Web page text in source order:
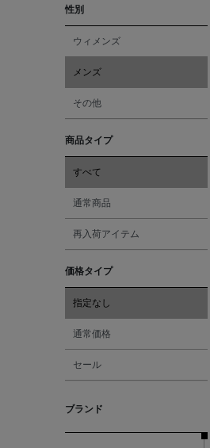
性別
ウィメンズ
メンズ
その他
商品タイプ
すべて
通常商品
再入荷アイテム
価格タイプ
指定なし
通常価格
セール
ブランド